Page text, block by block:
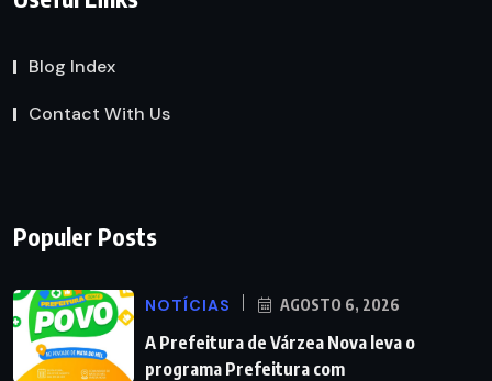
Blog Index
Contact With Us
Populer Posts
NOTÍCIAS AGOSTO 6, 2026
A Prefeitura de Várzea Nova leva o
programa Prefeitura com